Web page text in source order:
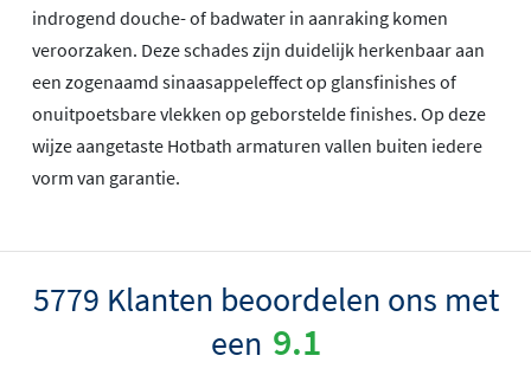
indrogend douche- of badwater in aanraking komen
veroorzaken. Deze schades zijn duidelijk herkenbaar aan
een zogenaamd sinaasappeleffect op glansfinishes of
onuitpoetsbare vlekken op geborstelde finishes. Op deze
wijze aangetaste Hotbath armaturen vallen buiten iedere
vorm van garantie.
5779 Klanten beoordelen ons met
een 9.1